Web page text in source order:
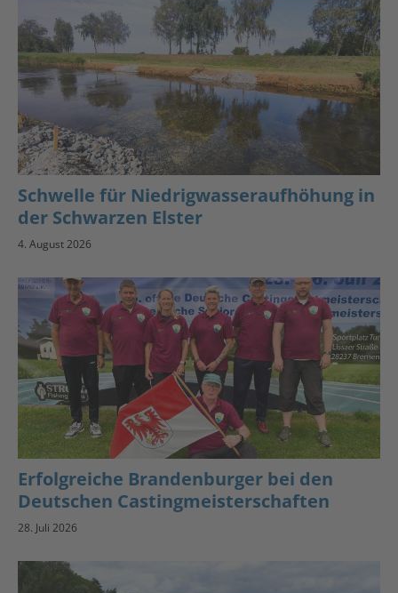
Schwelle für Niedrigwasseraufhöhung in
der Schwarzen Elster
4. August 2026
Erfolgreiche Brandenburger bei den
Deutschen Castingmeisterschaften
28. Juli 2026